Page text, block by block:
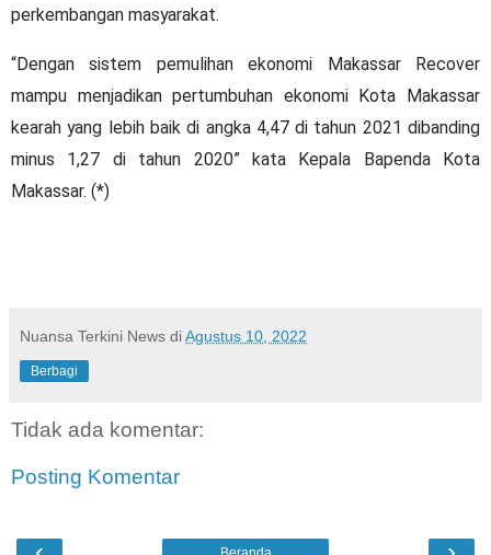
perkembangan masyarakat.
“Dengan sistem pemulihan ekonomi Makassar Recover
mampu menjadikan pertumbuhan ekonomi Kota Makassar
kearah yang lebih baik di angka 4,47 di tahun 2021 dibanding
minus 1,27 di tahun 2020” kata Kepala Bapenda Kota
Makassar. (*)
Nuansa Terkini News diAgustus 10, 2022
Berbagi
Tidak ada komentar:
Posting Komentar